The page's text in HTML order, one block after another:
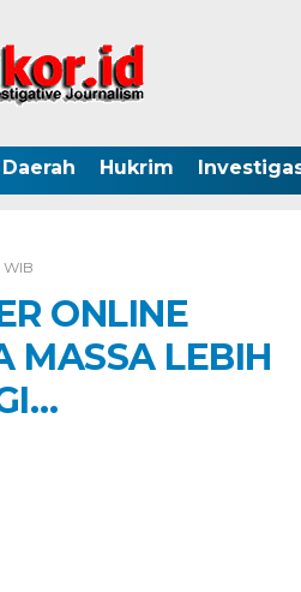
Daerah Hukrim
WIB
ONLINE
MASSA LEBIH